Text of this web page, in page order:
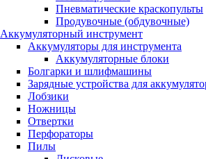
Пневматические краскопульты
Продувочные (обдувочные)
Аккумуляторный инструмент
Аккумуляторы для инструмента
Аккумуляторные блоки
Болгарки и шлифмашины
Зарядные устройства для
Лобзики
Ножницы
Отвертки
Перфораторы
Пилы